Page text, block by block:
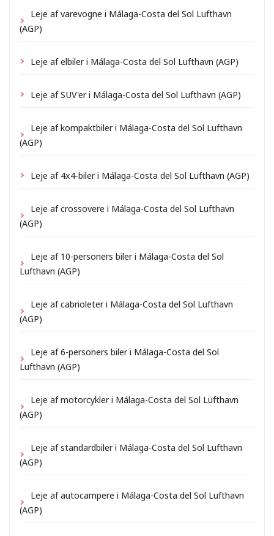
Leje af varevogne i Málaga-Costa del Sol Lufthavn
(AGP)
Leje af elbiler i Málaga-Costa del Sol Lufthavn (AGP)
Leje af SUV'er i Málaga-Costa del Sol Lufthavn (AGP)
Leje af kompaktbiler i Málaga-Costa del Sol Lufthavn
(AGP)
Leje af 4x4-biler i Málaga-Costa del Sol Lufthavn (AGP)
Leje af crossovere i Málaga-Costa del Sol Lufthavn
(AGP)
Leje af 10-personers biler i Málaga-Costa del Sol
Lufthavn (AGP)
Leje af cabrioleter i Málaga-Costa del Sol Lufthavn
(AGP)
Leje af 6-personers biler i Málaga-Costa del Sol
Lufthavn (AGP)
Leje af motorcykler i Málaga-Costa del Sol Lufthavn
(AGP)
Leje af standardbiler i Málaga-Costa del Sol Lufthavn
(AGP)
Leje af autocampere i Málaga-Costa del Sol Lufthavn
(AGP)